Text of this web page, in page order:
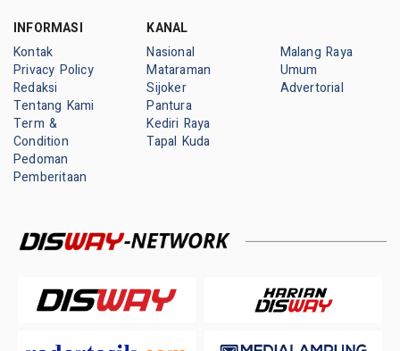
INFORMASI
Kontak
Privacy Policy
Redaksi
Tentang Kami
Term &
Condition
Pedoman
Pemberitaan
KANAL
Nasional
Mataraman
Sijoker
Pantura
Kediri Raya
Tapal Kuda
Malang Raya
Umum
Advertorial